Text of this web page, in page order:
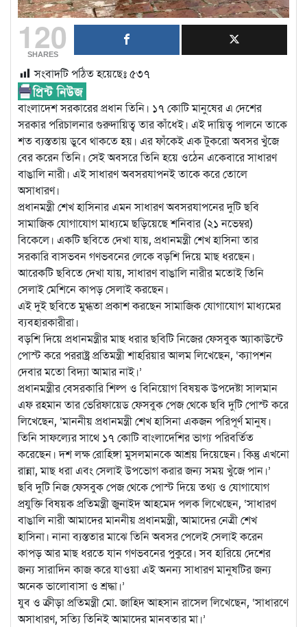
120
SHARES
সংবাদটি পঠিত হয়েছেঃ ৫৩৭
বাংলাদেশ সরকারের প্রধান তিনি। ১৭ কোটি মানুষের এ দেশের
সরকার পরিচালনার গুরুদায়িত্ব তার কাঁধেই। এই দায়িত্ব পালনে তাকে
শত ব্যস্ততায় ডুবে থাকতে হয়। এর ফাঁকেই এক টুকরো অবসর খুঁজে
বের করেন তিনি। সেই অবসরে তিনি হয়ে ওঠেন একেবারে সাধারণ
বাঙালি নারী। এই সাধারণ অবসরযাপনই তাকে করে তোলে
অসাধারণ।
প্রধানমন্ত্রী শেখ হাসিনার এমন সাধারণ অবসরযাপনের দুটি ছবি
সামাজিক যোগাযোগ মাধ্যমে ছড়িয়েছে শনিবার (২১ নভেম্বর)
বিকেলে। একটি ছবিতে দেখা যায়, প্রধানমন্ত্রী শেখ হাসিনা তার
সরকারি বাসভবন গণভবনের লেকে বড়শি দিয়ে মাছ ধরছেন।
আরেকটি ছবিতে দেখা যায়, সাধারণ বাঙালি নারীর মতোই তিনি
সেলাই মেশিনে কাপড় সেলাই করছেন।
এই দুই ছবিতে মুগ্ধতা প্রকাশ করছেন সামাজিক যোগাযোগ মাধ্যমের
ব্যবহারকারীরা।
বড়শি দিয়ে প্রধানমন্ত্রীর মাছ ধরার ছবিটি নিজের ফেসবুক অ্যাকাউন্টে
পোস্ট করে পররাষ্ট্র প্রতিমন্ত্রী শাহরিয়ার আলম লিখেছেন, ‘ক্যাপশন
দেবার মতো বিদ্যা আমার নাই।’
প্রধানমন্ত্রীর বেসরকারি শিল্প ও বিনিয়োগ বিষয়ক উপদেষ্টা সালমান
এফ রহমান তার ভেরিফায়েড ফেসবুক পেজ থেকে ছবি দুটি পোস্ট করে
লিখেছেন, ‘মাননীয় প্রধানমন্ত্রী শেখ হাসিনা একজন পরিপূর্ণ মানুষ।
তিনি সাফল্যের সাথে ১৭ কোটি বাংলাদেশির ভাগ্য পরিবর্তিত
করেছেন। দশ লক্ষ রোহিঙ্গা মুসলমানকে আশ্রয় দিয়েছেন। কিন্তু এখনো
রান্না, মাছ ধরা এবং সেলাই উপভোগ করার জন্য সময় খুঁজে পান।’
ছবি দুটি নিজ ফেসবুক পেজ থেকে পোস্ট দিয়ে তথ্য ও যোগাযোগ
প্রযুক্তি বিষয়ক প্রতিমন্ত্রী জুনাইদ আহমেদ পলক লিখেছেন, ‘সাধারণ
বাঙালি নারী আমাদের মাননীয় প্রধানমন্ত্রী, আমাদের নেত্রী শেখ
হাসিনা। নানা ব্যস্ততার মাঝে তিনি অবসর পেলেই সেলাই করেন
কাপড় আর মাছ ধরতে যান গণভবনের পুকুরে। সব হারিয়ে দেশের
জন্য সারাদিন কাজ করে যাওয়া এই অনন্য সাধারণ মানুষটির জন্য
অনেক ভালোবাসা ও শ্রদ্ধা।’
যুব ও ক্রীড়া প্রতিমন্ত্রী মো. জাহিদ আহসান রাসেল লিখেছেন, ‘সাধারণে
অসাধারণ, সত্যি তিনিই আমাদের মানবতার মা।’